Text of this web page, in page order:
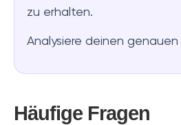
zu erhalten.
Analysiere deinen genauen
Häufige Fragen